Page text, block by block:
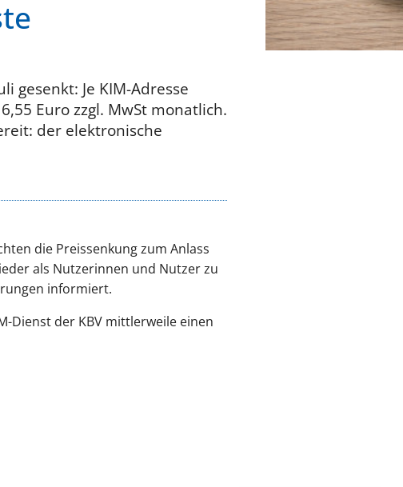
gesenkt: Je KIM-Adresse
Euro zzgl. MwSt monatlich.
der elektronische
die Preissenkung zum Anlass
als Nutzerinnen und Nutzer zu
informiert.
Dienst der KBV mittlerweile einen